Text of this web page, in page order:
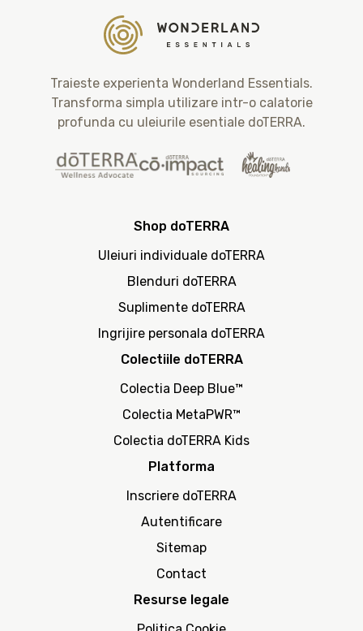
Traieste experienta Wonderland Essentials.
Transforma simpla utilizare intr-o calatorie
profunda cu uleiurile esentiale doTERRA.
Shop doTERRA
Uleiuri individuale doTERRA
Blenduri doTERRA
Suplimente doTERRA
Ingrijire personala doTERRA
Colectiile doTERRA
Colectia Deep Blue™
Colectia MetaPWR™
Colectia doTERRA Kids
Platforma
Inscriere doTERRA
Autentificare
Sitemap
Contact
Resurse legale